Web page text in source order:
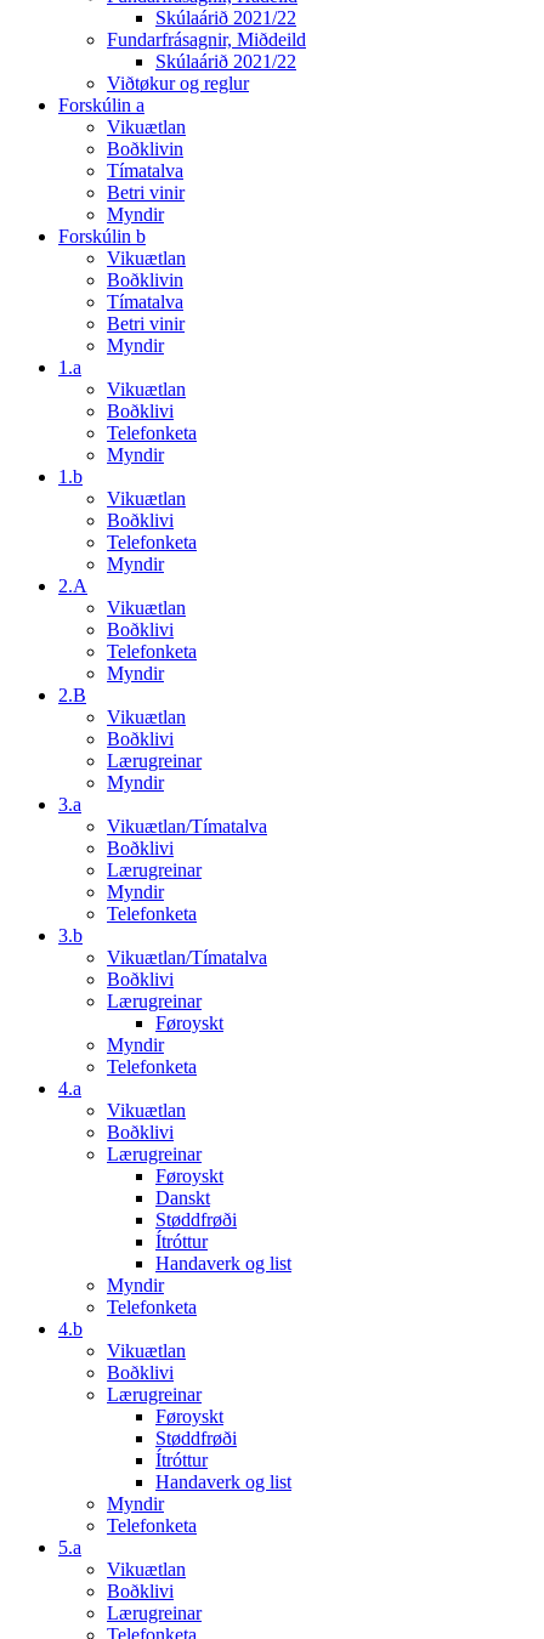
Skúlaárið 2021/22
Fundarfrásagnir, Miðdeild
Skúlaárið 2021/22
Viðtøkur og reglur
Forskúlin a
Vikuætlan
Boðklivin
Tímatalva
Betri vinir
Myndir
Forskúlin b
Vikuætlan
Boðklivin
Tímatalva
Betri vinir
Myndir
1.a
Vikuætlan
Boðklivi
Telefonketa
Myndir
1.b
Vikuætlan
Boðklivi
Telefonketa
Myndir
2.A
Vikuætlan
Boðklivi
Telefonketa
Myndir
2.B
Vikuætlan
Boðklivi
Lærugreinar
Myndir
3.a
Vikuætlan/Tímatalva
Boðklivi
Lærugreinar
Myndir
Telefonketa
3.b
Vikuætlan/Tímatalva
Boðklivi
Lærugreinar
Føroyskt
Myndir
Telefonketa
4.a
Vikuætlan
Boðklivi
Lærugreinar
Føroyskt
Danskt
Støddfrøði
Ítróttur
Handaverk og list
Myndir
Telefonketa
4.b
Vikuætlan
Boðklivi
Lærugreinar
Føroyskt
Støddfrøði
Ítróttur
Handaverk og list
Myndir
Telefonketa
5.a
Vikuætlan
Boðklivi
Lærugreinar
Telefonketa